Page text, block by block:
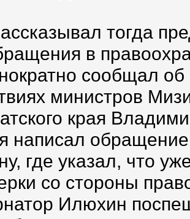
тогда
в
сообщал об
министров
края
написал
где указал, что
со стороны
Илюхин